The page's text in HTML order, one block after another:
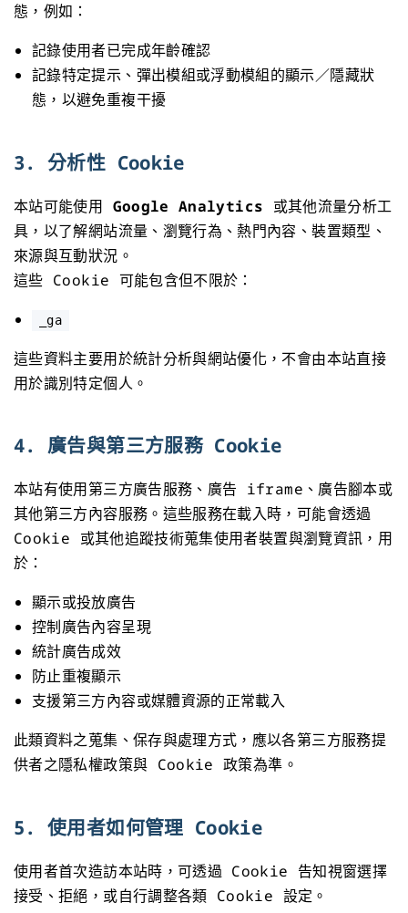
態，例如：
記錄使用者已完成年齡確認
記錄特定提示、彈出模組或浮動模組的顯示／隱藏狀
態，以避免重複干擾
3. 分析性 Cookie
本站可能使用 Google Analytics 或其他流量分析工
具，以了解網站流量、瀏覽行為、熱門內容、裝置類型、
來源與互動狀況。
這些 Cookie 可能包含但不限於：
_ga
這些資料主要用於統計分析與網站優化，不會由本站直接
用於識別特定個人。
4. 廣告與第三方服務 Cookie
本站有使用第三方廣告服務、廣告 iframe、廣告腳本或
其他第三方內容服務。這些服務在載入時，可能會透過
Cookie 或其他追蹤技術蒐集使用者裝置與瀏覽資訊，用
於：
顯示或投放廣告
控制廣告內容呈現
統計廣告成效
防止重複顯示
支援第三方內容或媒體資源的正常載入
此類資料之蒐集、保存與處理方式，應以各第三方服務提
供者之隱私權政策與 Cookie 政策為準。
5. 使用者如何管理 Cookie
使用者首次造訪本站時，可透過 Cookie 告知視窗選擇
接受、拒絕，或自行調整各類 Cookie 設定。